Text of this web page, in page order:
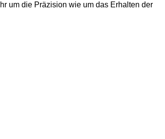
um die Präzision wie um das Erhalten der